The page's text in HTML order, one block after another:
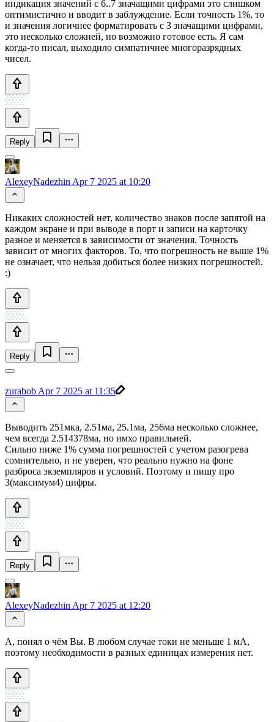
индикация значений с 6..7 значащими цифрами это слишком
оптимистично и вводит в заблуждение. Если точность 1%, то
и значения логичнее форматировать с 3 значащими цифрами,
это несколько сложней, но возможно готовое есть. Я сам
когда-то писал, выходило симпатичнее многоразрядных
чисел.
Reply
AlexeyNadezhin Apr 7 2025 at 10:20
Никаких сложностей нет, количество знаков после запятой на
каждом экране и при выводе в порт и записи на карточку
разное и меняется в зависимости от значения. Точность
зависит от многих факторов. То, что погрешность не выше 1%
не означает, что нельзя добиться более низких погрешностей.
:)
Reply
zurabob Apr 7 2025 at 11:35
Выводить 251мка, 2.51ма, 25.1ма, 256ма несколько сложнее,
чем всегда 2.514378ма, но имхо правильней.
Сильно ниже 1% сумма погрешностей с учетом разогрева
сомнительно, и не уверен, что реально нужно на фоне
разброса экземпляров и условий. Поэтому и пишу про
3(максимум4) цифры.
Reply
AlexeyNadezhin Apr 7 2025 at 12:20
А, понял о чём Вы. В любом случае токи не меньше 1 мА,
поэтому необходимости в разных единицах измерения нет.